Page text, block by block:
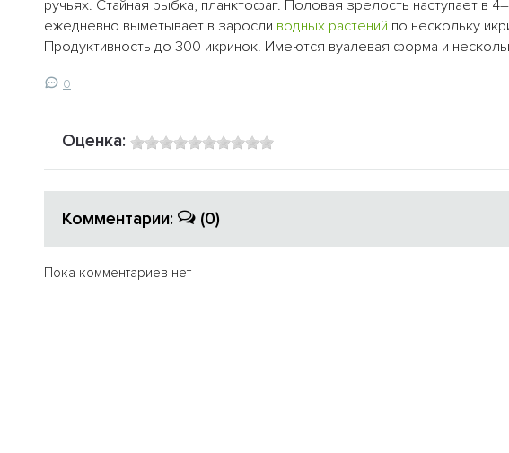
ручьях. Стайная рыбка, планктофаг. Половая зрелость наступает в
ежедневно вымётывает в заросли водных растений по нескольку
Продуктивность до 300 икринок. Имеются вуалевая форма и
0
Оценка:
Комментарии: (0)
Пока комментариев нет